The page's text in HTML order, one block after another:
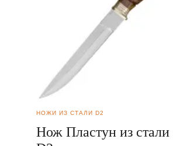
НОЖИ ИЗ СТАЛИ D2
Нож Пластун из стали